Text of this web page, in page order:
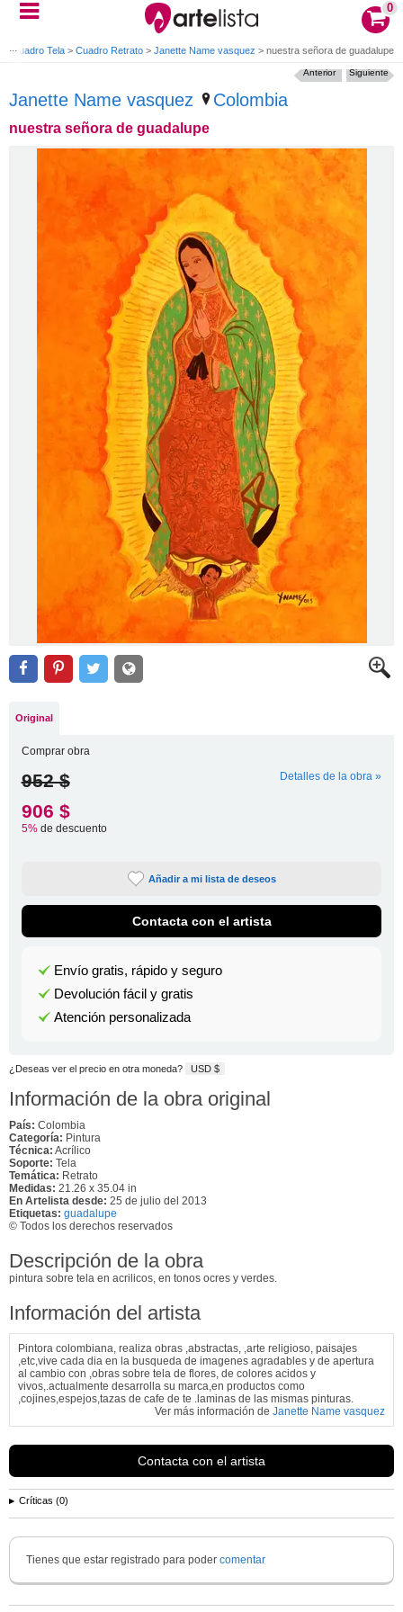
0
Cuadro Tela > Cuadro Retrato > Janette Name vasquez > nuestra señora de guadalupe
Janette Name vasquez Colombia
nuestra señora de guadalupe
Siguiente
Anterior
Original
Comprar obra
952 $ Detalles de la obra »
906 $
5%de descuento
Añadir a mi lista de deseos
Contacta con el artista
Envío gratis, rápido y seguro
Devolución fácil y gratis
Atención personalizada
¿Deseas ver el precio en otra moneda? USD $
Información de la obra original
País: Colombia
Categoría: Pintura
Técnica: Acrílico
Soporte: Tela
Temática: Retrato
Medidas: 21.26 x 35.04 in
En Artelista desde: 25 de julio del 2013
Etiquetas: guadalupe
© Todos los derechos reservados
Descripción de la obra
pintura sobre tela en acrilicos, en tonos ocres y verdes.
Información del artista
Pintora colombiana, realiza obras ,abstractas, ,arte religioso, paisajes
,etc,vive cada dia en la busqueda de imagenes agradables y de apertura
al cambio con ,obras sobre tela de flores, de colores acidos y
vivos,.actualmente desarrolla su marca,en productos como
,cojines,espejos,tazas de cafe de te .laminas de las mismas pinturas.
Ver más información de Janette Name vasquez
Contacta con el artista
Críticas (0)
Tienes que estar registrado para poder comentar